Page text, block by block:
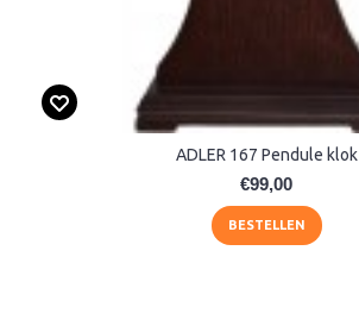
ADLER 167 Pendule klok
€99,00
BESTELLEN